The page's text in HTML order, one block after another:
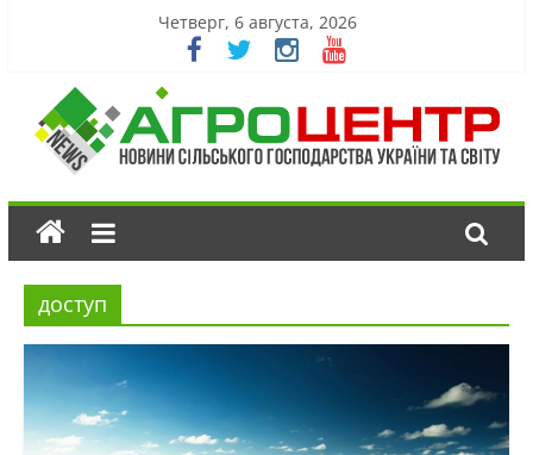
Четверг, 6 августа, 2026
доступ